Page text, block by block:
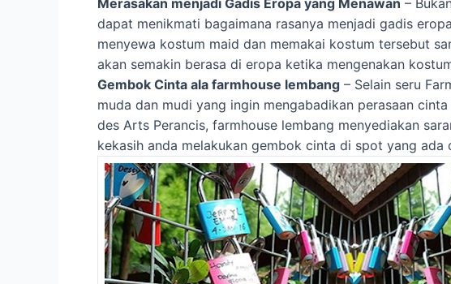
dapat menikmati bagaimana rasanya menjadi gadis
menyewa kostum maid dan memakai kostum tersebut
akan semakin berasa di eropa ketika mengenakan
Gembok Cinta ala farmhouse lembang – Selain seru
muda dan mudi yang ingin mengabadikan perasaan
des Arts Perancis, farmhouse lembang menyediakan
kekasih anda melakukan gembok cinta di spot yang ada